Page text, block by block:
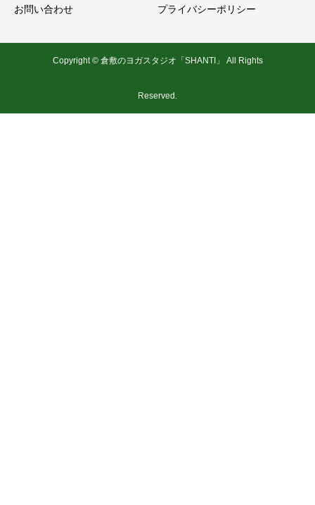
お問い合わせ プライバシーポリシー
Copyright © 倉敷のヨガスタジオ「SHANTI」 All Rights
Reserved.